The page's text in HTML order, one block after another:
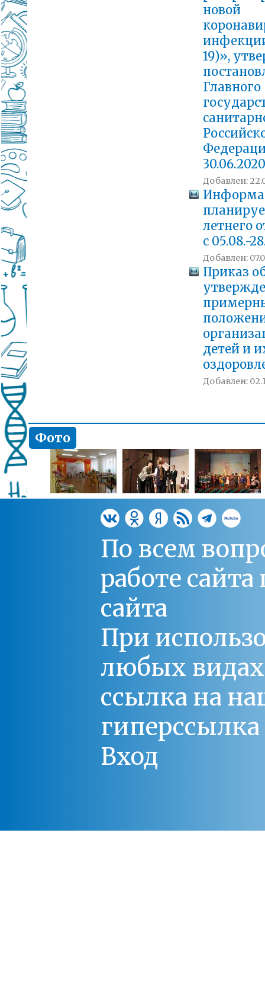
новой
19)»,
Главного
Добавлен:
летнего
с 05.08.-
Добавлен:
Приказ
детей и
Добавлен:
Фото
По всем
работе
сайта
При
любых
ссылка на
Вход